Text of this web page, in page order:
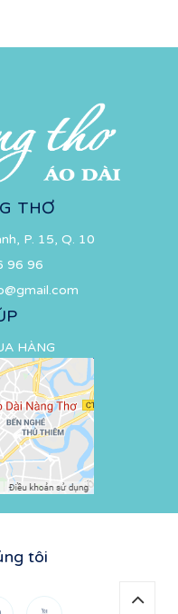
THƠ
P. 15, Q. 10
96 96
HÀNG
tôi